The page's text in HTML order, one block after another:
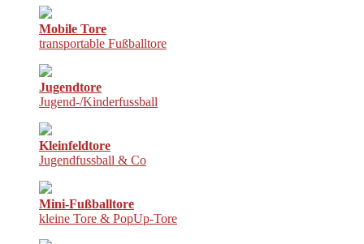
Mobile Tore
transportable Fußballtore
Jugendtore
Jugend-/Kinderfussball
Kleinfeldtore
Jugendfussball & Co
Mini-Fußballtore
kleine Tore & PopUp-Tore